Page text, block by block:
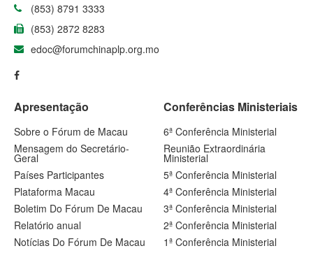
(853) 8791 3333
(853) 2872 8283
edoc@forumchinaplp.org.mo
Apresentação
Sobre o Fórum de Macau
Mensagem do Secretário-
Geral
Países Participantes
Plataforma Macau
Boletim Do Fórum De Macau
Relatório anual
Notícias Do Fórum De Macau
Conferências Ministeriais
6ª Conferência Ministerial
Reunião Extraordinária
Ministerial
5ª Conferência Ministerial
4ª Conferência Ministerial
3ª Conferência Ministerial
2ª Conferência Ministerial
1ª Conferência Ministerial